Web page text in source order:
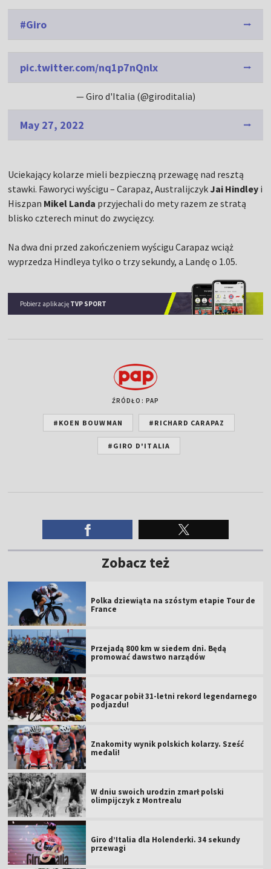
#Giro
pic.twitter.com/nq1p7nQnlx
— Giro d'Italia (@giroditalia)
May 27, 2022
Uciekający kolarze mieli bezpieczną przewagę nad resztą
stawki. Faworyci wyścigu – Carapaz, Australijczyk Jai Hindley i
Hiszpan Mikel Landa przyjechali do mety razem ze stratą
blisko czterech minut do zwycięzcy.
Na dwa dni przed zakończeniem wyścigu Carapaz wciąż
wyprzedza Hindleya tylko o trzy sekundy, a Landę o 1.05.
Pobierz aplikację TVP SPORT
ŹRÓDŁO: PAP
#KOEN BOUWMAN #RICHARD CARAPAZ
#GIRO D'ITALIA
Zobacz też
Polka dziewiąta na szóstym etapie Tour de
France
Przejadą 800 km w siedem dni. Będą
promować dawstwo narządów
Pogacar pobił 31-letni rekord legendarnego
podjazdu!
Znakomity wynik polskich kolarzy. Sześć
medali!
W dniu swoich urodzin zmarł polski
olimpijczyk z Montrealu
Giro d’Italia dla Holenderki. 34 sekundy
przewagi